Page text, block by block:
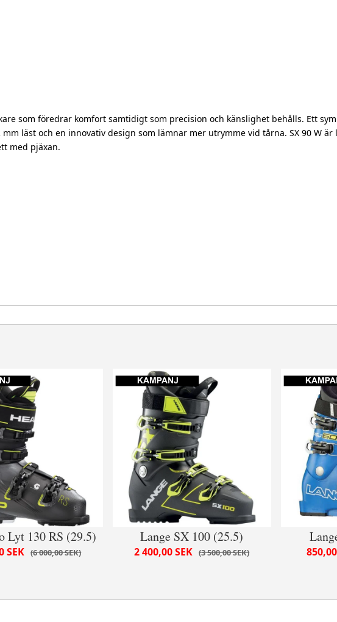
som föredrar komfort samtidigt som precision och känslighet behålls. Ett
läst och en innovativ design som lämnar mer utrymme vid tårna. SX 90 W
med pjäxan.
Lyt 130 RS (29.5)
6 000,00 SEK
SEK
Lange SX 100 (25.5)
3 500,00 SEK
2 400,00 SEK